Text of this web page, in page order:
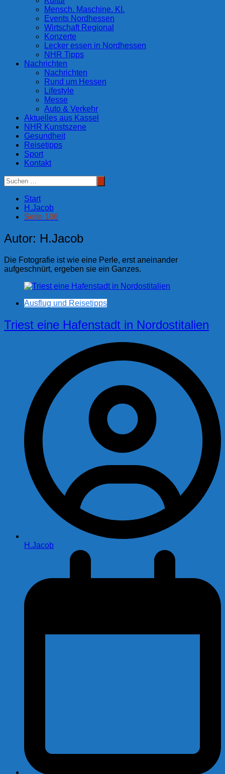
Mensch. Maschine. KI.
Events Nordhessen
Wirtschaft Regional
Konzerte
Lecker essen in Nordhessen
NHR Tipps
Nachrichten
Nachrichten
Rund um Hessen
Lifestyle
Messe
Auto & Verkehr
Aktuelles aus Kassel
NHR Kunstszene
Gesundheit
Reisetipps
Sport
Kontakt
Start
H.Jacob
Seite 106
Autor: H.Jacob
Die Fotografie ist wie eine Perle, erst aneinander
aufgeschnürt, ergeben sie ein Ganzes.
Ausflug und Reisetipps
Triest eine Hafenstadt in Nordostitalien
H.Jacob